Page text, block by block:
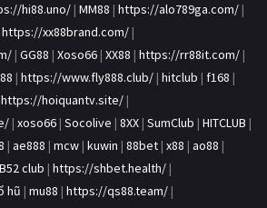
hi88.uno/ | MM88 | https://alo789ga.com/ |
https://xx88brand.com/ |
| GG88 | Xoso66 | XX88 | https://rr88it.com/ |
| https://www.fly888.club/ | hitclub | f168 |
https://hoiquantv.site/ |
| xoso66 | Socolive | 8XX | SumClub | HITCLUB |
| ae888 | mcw | kuwin | 88bet | x88 | ao88 |
B52 club | https://shbet.health/ |
hũ | mu88 | https://qs88.team/ |